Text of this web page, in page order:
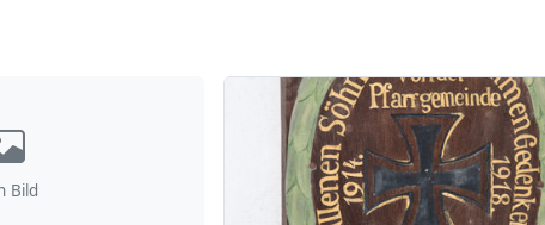
Bild